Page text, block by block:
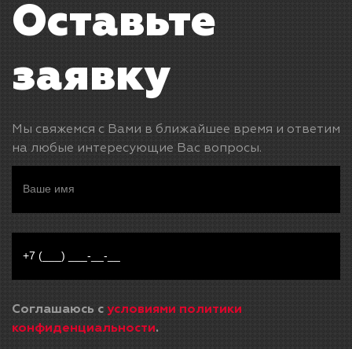
Оставьте
заявку
Мы свяжемся с Вами в ближайшее время и ответим
на любые интересующие Вас вопросы.
Соглашаюсь с условиями политики
конфиденциальности.